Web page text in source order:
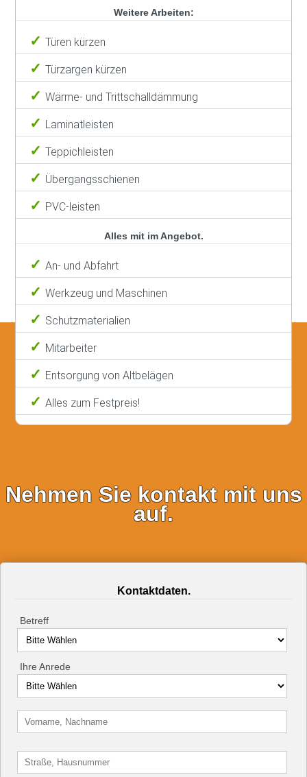
Weitere Arbeiten:
Türen kürzen
Türzargen kürzen
Wärme- und Trittschalldämmung
Laminatleisten
Teppichleisten
Übergangsschienen
PVC-leisten
Alles mit im Angebot.
An- und Abfahrt
Werkzeug und Maschinen
Schutzmaterialien
Mitarbeiter
Entsorgung von Altbelägen
Alles zum Festpreis!
Nehmen Sie kontakt mit uns
auf.
Kontaktdaten.
Betreff
Ihre Anrede